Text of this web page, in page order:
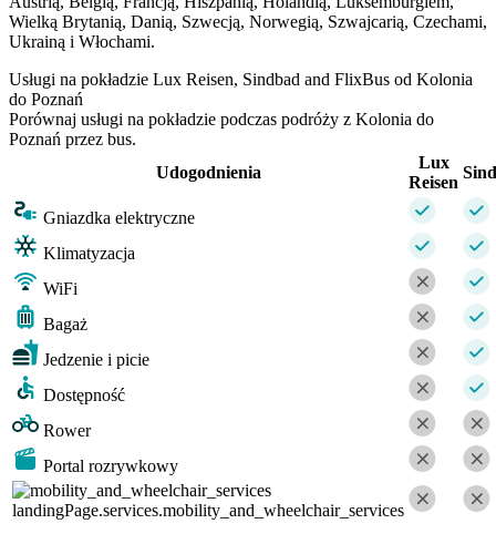
Wielką Brytanią, Danią, Szwecją, Norwegią, Szwajcarią, Czechami,
Ukrainą i Włochami.
Usługi na pokładzie Lux Reisen, Sindbad and FlixBus od Kolonia
do Poznań
Porównaj usługi na pokładzie podczas podróży z Kolonia do
Poznań przez bus.
Udogodnienia
Lux
Reisen
Gniazdka elektryczne
Klimatyzacja
WiFi
Bagaż
Jedzenie i picie
Dostępność
Rower
Portal rozrywkowy
landingPage.services.mobility_and_wheelchair_services